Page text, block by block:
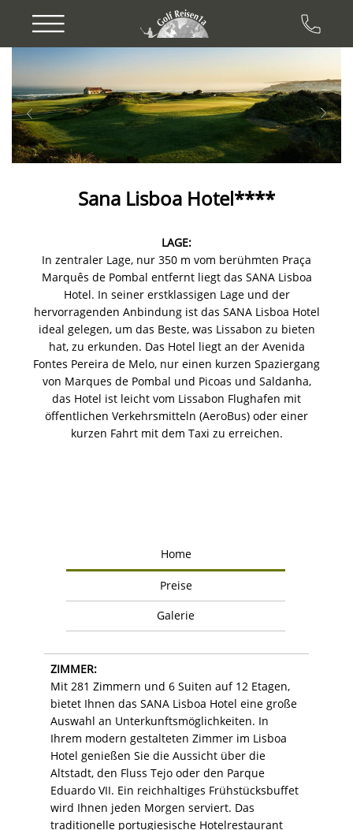
Previous
Sana Lisboa Hotel****
LAGE:
In zentraler Lage, nur 350 m vom berühmten Praça
Marquês de Pombal entfernt liegt das SANA Lisboa
Hotel. In seiner erstklassigen Lage und der
hervorragenden Anbindung ist das SANA Lisboa Hotel
ideal gelegen, um das Beste, was Lissabon zu bieten
hat, zu erkunden. Das Hotel liegt an der Avenida
Fontes Pereira de Melo, nur einen kurzen Spaziergang
von Marques de Pombal und Picoas und Saldanha,
das Hotel ist leicht vom Lissabon Flughafen mit
öffentlichen Verkehrsmitteln (AeroBus) oder einer
kurzen Fahrt mit dem Taxi zu erreichen.
Home
Preise
Galerie
ZIMMER:
Mit 281 Zimmern und 6 Suiten auf 12 Etagen,
bietet Ihnen das SANA Lisboa Hotel eine große
Auswahl an Unterkunftsmöglichkeiten. In
Ihrem modern gestalteten Zimmer im Lisboa
Hotel genießen Sie die Aussicht über die
Altstadt, den Fluss Tejo oder den Parque
Eduardo VII. Ein reichhaltiges Frühstücksbuffet
wird Ihnen jeden Morgen serviert. Das
traditionelle portugiesische Hotelrestaurant